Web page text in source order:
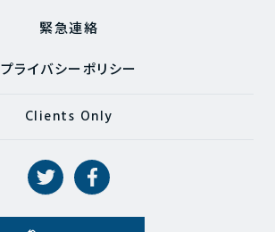
緊急連絡
プライバシーポリシー
Clients Only